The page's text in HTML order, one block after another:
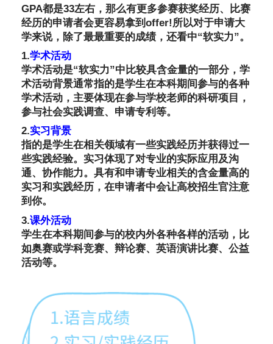
GPA都是33左右，那么有更多参赛获奖经历、比赛
经历的申请者会更容易拿到offer!所以对于申请大
学来说，除了最最重要的成绩，还看中“软实力”。
1.学术活动
学术活动是“软实力”中比较具含金量的一部分，学
术活动背景通常指的是学生在本科期间参与的各种
学术活动，主要体现在参与学校老师的科研项目，
参与社会实践调查、申请专利等。
2.实习背景
指的是学生在相关领域有一些实践经历并获得过一
些实践经验。实习体现了对专业的实际应用及沟
通、协作能力。具有和申请专业相关的含金量高的
实习和实践经历，在申请者中会让高校招生官注意
到你。
3.课外活动
学生在本科期间参与的校内外各种各样的活动，比
如奥赛或学科竞赛、辩论赛、英语演讲比赛、公益
活动等。